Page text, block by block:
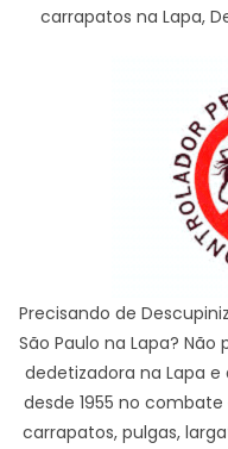
carrapatos na Lapa,
Precisando de
São Paulo na Lapa?
dedetizadora na Lapa
desde 1955 no
carrapatos, pulgas,